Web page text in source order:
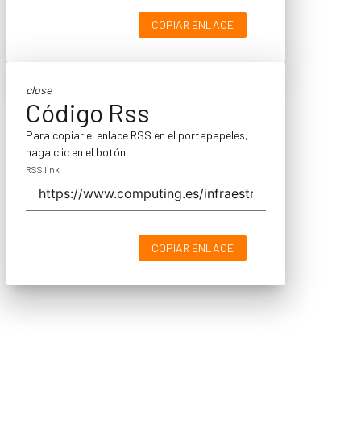
COPIAR ENLACE
close
Código Rss
Para copiar el enlace RSS en el portapapeles,
haga clic en el botón.
RSS link
COPIAR ENLACE